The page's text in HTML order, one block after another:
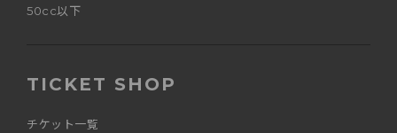
50cc以下
TICKET SHOP
チケット一覧